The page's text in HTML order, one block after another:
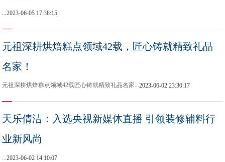
...2023-06-05 17:38:15
元祖深耕烘焙糕点领域42载，匠心铸就精致礼品
名家！
元祖深耕烘焙糕点领域42载匠心铸就精致礼品名家...2023-06-02 23:30:17
天乐倩洁：入选央视新媒体直播 引领装修辅料行
业新风尚
...2023-06-02 14:10:07